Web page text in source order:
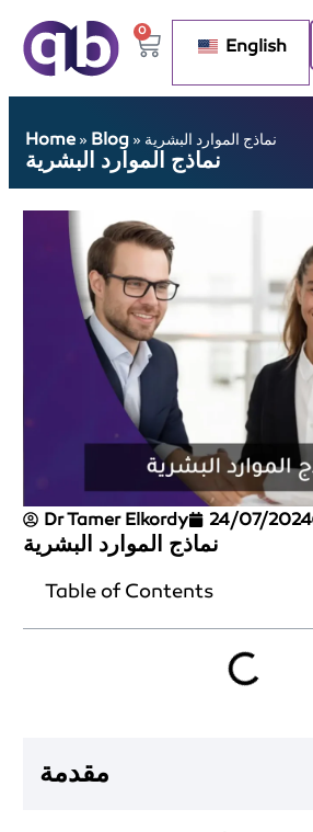
0
English
Home » Blog » نماذج الموارد البشرية
نماذج الموارد البشرية
Dr Tamer Elkordy 24/07/2024
نماذج الموارد البشرية
Table of Contents
مقدمة